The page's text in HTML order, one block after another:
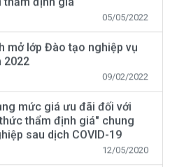
mở lớp Đào tạo nghiệp vụ
2022
thẩm định giá" chung
sau dịch COVID-19
12/05/2020